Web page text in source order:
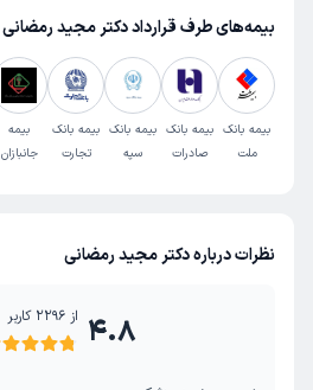
بیمه‌های طرف قرارداد دکتر مجید رمضانی
بیمه بانک
ملت
بیمه بانک
صادرات
بیمه بانک
سپه
بیمه بانک
تجارت
بیمه
جانبازان
نظرات درباره دکتر مجید رمضانی
4.8 از2296 کاربر